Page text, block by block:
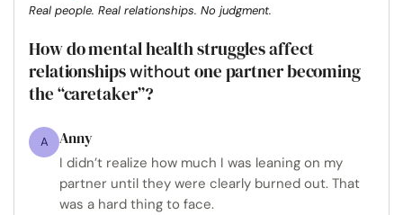
Real people. Real relationships. No judgment.
How do mental health struggles affect
relationshipswithout one partner becoming
the “caretaker”?
A Anny
I didn’t realize how much I was leaning on my
partner until they were clearly burned out. That
was a hard thing to face.